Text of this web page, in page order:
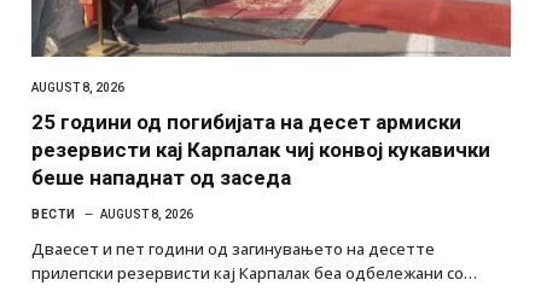
AUGUST 8, 2026
25 години од погибијата на десет армиски
резервисти кај Карпалак чиј конвој кукавички
беше нападнат од заседа
ВЕСТИ AUGUST 8, 2026
Дваесет и пет години од загинувањето на десетте
прилепски резервисти кај Карпалак беа одбележани со…